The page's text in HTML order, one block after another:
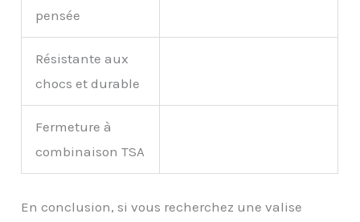
pensée
Résistante aux
chocs et durable
Fermeture à
combinaison TSA
En conclusion, si vous recherchez une valise